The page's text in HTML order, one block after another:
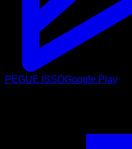
PEGUE ISSOGoogle Play